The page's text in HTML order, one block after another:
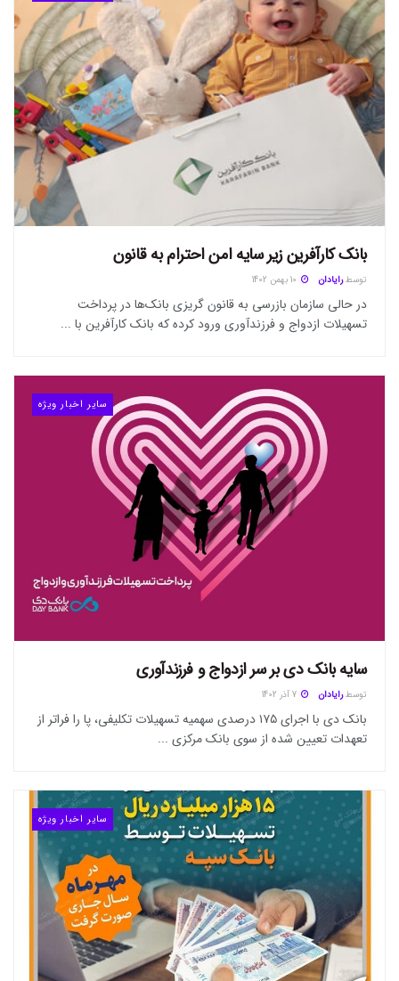
بانک کارآفرین زیر سایه امن احترام به قانون
توسط رایادان
در حالی سازمان بازرسی به قانون گریزی بانک‌ها در پرداخت
تسهیلات ازدواج و فرزندآوری ورود کرده که بانک کارآفرین با ...
سایر اخبار ویژه
سایه بانک دی بر سر ازدواج و فرزندآوری
توسط رایادان
بانک دی با اجرای ۱۷۵ درصدی سهمیه تسهیلات تکلیفی، پا را فراتر از
تعهدات تعیین شده از سوی بانک مرکزی ...
سایر اخبار ویژه